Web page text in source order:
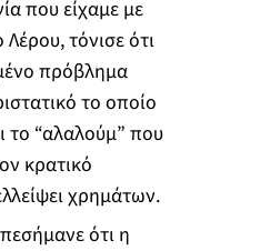
που είχαμε με
τόνισε ότι
πρόβλημα
το οποίο
το “αλαλούμ” που
κρατικό
χρημάτων.
ότι η